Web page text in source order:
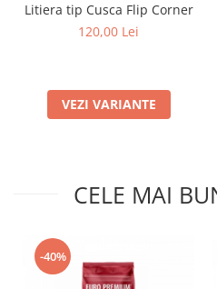
Litiera tip Cusca Flip Corner
120,00 Lei
VEZI VARIANTE
CELE MAI
-40%